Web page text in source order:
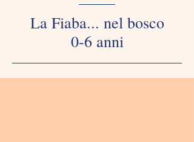
La Fiaba... nel bosco
0-6 anni